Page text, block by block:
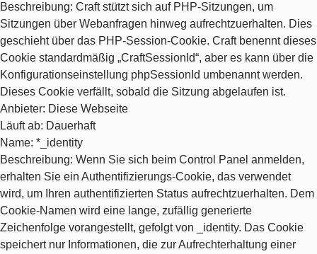
Beschreibung: Craft stützt sich auf PHP-Sitzungen, um
Sitzungen über Webanfragen hinweg aufrechtzuerhalten. Dies
geschieht über das PHP-Session-Cookie. Craft benennt dieses
Cookie standardmäßig „CraftSessionId“, aber es kann über die
Konfigurationseinstellung phpSessionId umbenannt werden.
Dieses Cookie verfällt, sobald die Sitzung abgelaufen ist.
Anbieter: Diese Webseite
Läuft ab: Dauerhaft
Name: *_identity
Beschreibung: Wenn Sie sich beim Control Panel anmelden,
erhalten Sie ein Authentifizierungs-Cookie, das verwendet
wird, um Ihren authentifizierten Status aufrechtzuerhalten. Dem
Cookie-Namen wird eine lange, zufällig generierte
Zeichenfolge vorangestellt, gefolgt von _identity. Das Cookie
speichert nur Informationen, die zur Aufrechterhaltung einer